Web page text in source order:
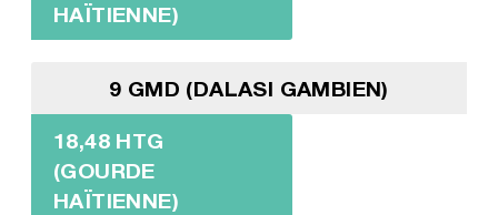
HAÏTIENNE)
9 GMD (DALASI GAMBIEN)
18,48 HTG
(GOURDE
HAÏTIENNE)